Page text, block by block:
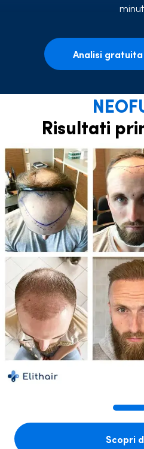
Analisi
Risultati
Scopri